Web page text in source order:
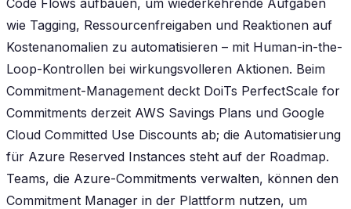
wie Tagging, Ressourcenfreigaben und Reaktionen auf
Kostenanomalien zu automatisieren – mit Human-in-the-
Loop-Kontrollen bei wirkungsvolleren Aktionen. Beim
Commitment-Management deckt DoiTs PerfectScale for
Commitments derzeit AWS Savings Plans und Google
Cloud Committed Use Discounts ab; die Automatisierung
für Azure Reserved Instances steht auf der Roadmap.
Teams, die Azure-Commitments verwalten, können den
Commitment Manager in der Plattform nutzen, um